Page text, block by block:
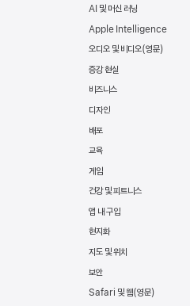
AI 및 머신 러닝
Apple Intelligence
오디오 및 비디오
증강 현실
비즈니스
디자인
배포
교육
게임
건강 및 피트니스
앱 내 구입
현지화
지도 및 위치
보안
Safari 및 웹